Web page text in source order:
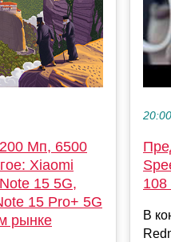
Мп, 6500
Xiaomi
15 5G,
15 Pro+ 5G
рынке
В